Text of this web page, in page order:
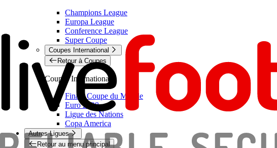
Champions League
Europa League
Conference League
Super Coupe
Coupes International
Retour à Coupes
Coupes International
Finale Coupe du Monde
Euro 2028
Ligue des Nations
Copa America
Autres Ligues
Retour au menu principal